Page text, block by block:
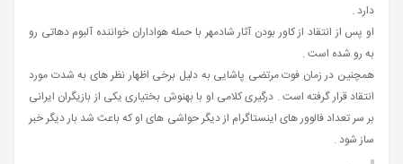
دارد .
او پس از انتقاد از کاور بودن آثار شادمهر با حمله هواداران خواننده آلبوم دهاتی رو
به رو شده است .
همچنین در زمان فوت مرتضی پاشایی به دلیل برخی اظهار نظر های به شدت مورد
انتقاد قرار گرفته است . درگیری کلامی او با بهنوش بختیاری یکی از بازیگران ایرانی
بر سر تعداد فالوور های اینستاگرام از دیگر حواشی های او که باعث شد بار دیگر خبر
ساز شود .